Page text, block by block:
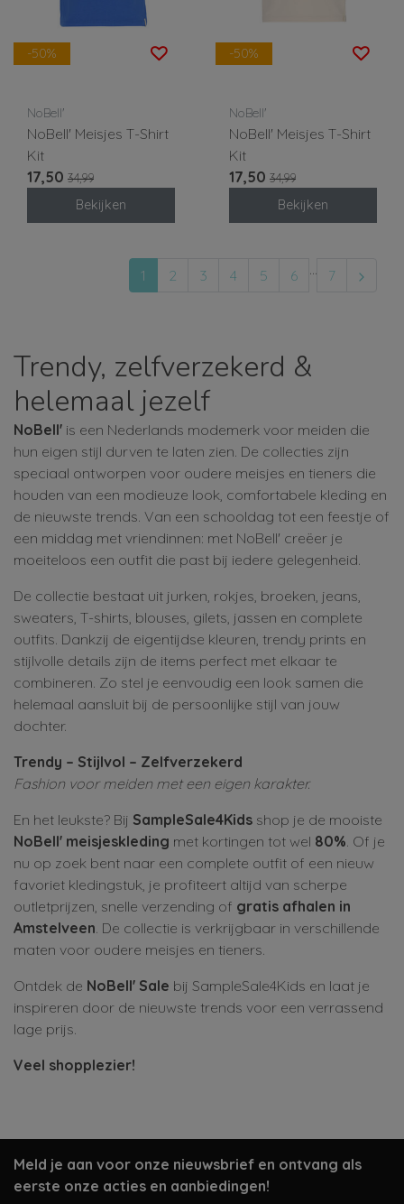
-50%
NoBell'
NoBell' Meisjes T-Shirt
Kit
17,50 34,99
Bekijken
-50%
NoBell'
NoBell' Meisjes T-Shirt
Kit
17,50 34,99
Bekijken
1 2 3 4 5 6 7
Trendy, zelfverzekerd &
helemaal jezelf
NoBell' is een Nederlands modemerk voor meiden die
hun eigen stijl durven te laten zien. De collecties zijn
speciaal ontworpen voor oudere meisjes en tieners die
houden van een modieuze look, comfortabele kleding en
de nieuwste trends. Van een schooldag tot een feestje of
een middag met vriendinnen: met NoBell' creëer je
moeiteloos een outfit die past bij iedere gelegenheid.
De collectie bestaat uit jurken, rokjes, broeken, jeans,
sweaters, T-shirts, blouses, gilets, jassen en complete
outfits. Dankzij de eigentijdse kleuren, trendy prints en
stijlvolle details zijn de items perfect met elkaar te
combineren. Zo stel je eenvoudig een look samen die
helemaal aansluit bij de persoonlijke stijl van jouw
dochter.
Trendy – Stijlvol – Zelfverzekerd
Fashion voor meiden met een eigen karakter.
En het leukste? Bij SampleSale4Kids shop je de mooiste
NoBell' meisjeskleding met kortingen tot wel 80% . Of je
nu op zoek bent naar een complete outfit of een nieuw
favoriet kledingstuk, je profiteert altijd van scherpe
outletprijzen, snelle verzending of gratis afhalen in
Amstelveen . De collectie is verkrijgbaar in verschillende
maten voor oudere meisjes en tieners.
Ontdek de NoBell' Sale bij SampleSale4Kids en laat je
inspireren door de nieuwste trends voor een verrassend
lage prijs.
Veel shopplezier!
Meld je aan voor onze nieuwsbrief en ontvang als
eerste onze acties en aanbiedingen!